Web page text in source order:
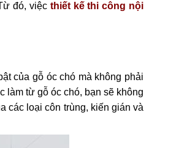
đó, việc thiết kế thi công nội
của gỗ óc chó mà không phải
làm từ gỗ óc chó, bạn sẽ không
các loại côn trùng, kiến gián và